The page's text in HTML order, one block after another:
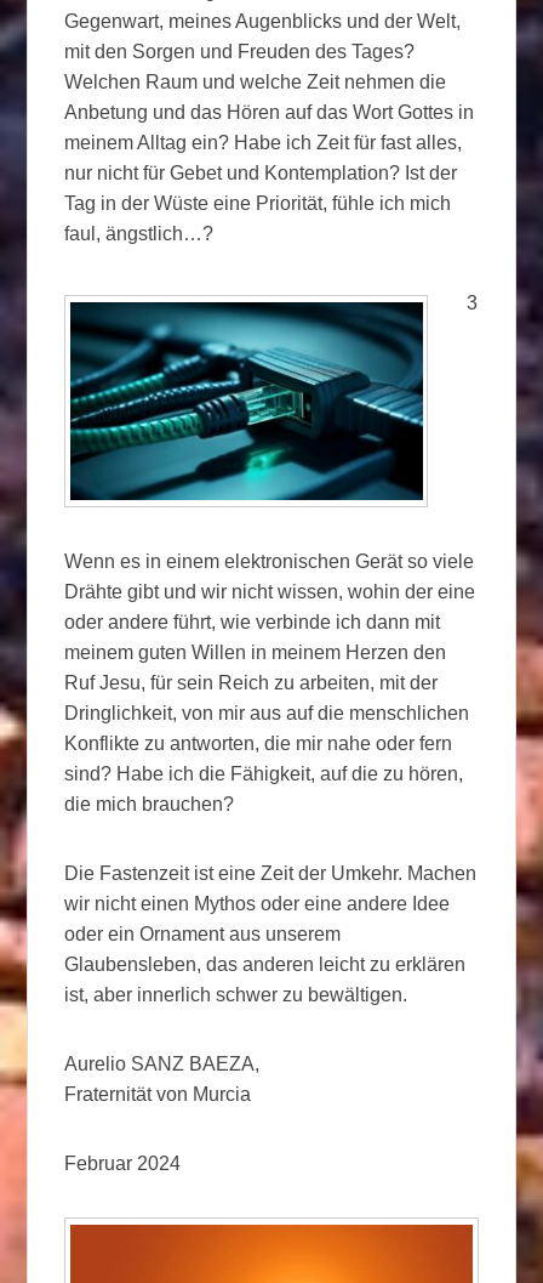
Gegenwart, meines Augenblicks und der Welt,
mit den Sorgen und Freuden des Tages?
Welchen Raum und welche Zeit nehmen die
Anbetung und das Hören auf das Wort Gottes in
meinem Alltag ein? Habe ich Zeit für fast alles,
nur nicht für Gebet und Kontemplation? Ist der
Tag in der Wüste eine Priorität, fühle ich mich
faul, ängstlich…?
3
Wenn es in einem elektronischen Gerät so viele
Drähte gibt und wir nicht wissen, wohin der eine
oder andere führt, wie verbinde ich dann mit
meinem guten Willen in meinem Herzen den
Ruf Jesu, für sein Reich zu arbeiten, mit der
Dringlichkeit, von mir aus auf die menschlichen
Konflikte zu antworten, die mir nahe oder fern
sind? Habe ich die Fähigkeit, auf die zu hören,
die mich brauchen?
Die Fastenzeit ist eine Zeit der Umkehr. Machen
wir nicht einen Mythos oder eine andere Idee
oder ein Ornament aus unserem
Glaubensleben, das anderen leicht zu erklären
ist, aber innerlich schwer zu bewältigen.
Aurelio SANZ BAEZA,
Fraternität von Murcia
Februar 2024